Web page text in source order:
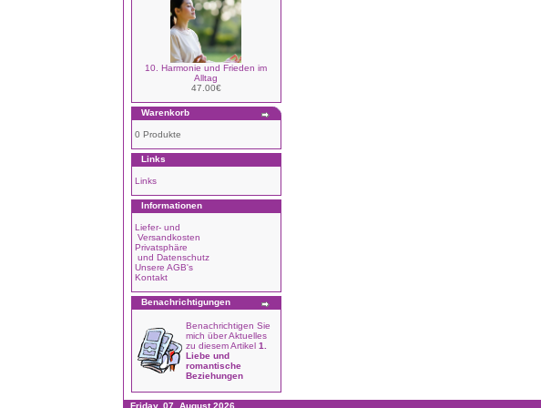
10. Harmonie und Frieden im
Alltag
47.00€
Warenkorb
0 Produkte
Links
Links
Informationen
Liefer- und
Versandkosten
Privatsphäre
und Datenschutz
Unsere AGB's
Kontakt
Benachrichtigungen
Benachrichtigen Sie
mich über Aktuelles
zu diesem Artikel 1.
Liebe und
romantische
Beziehungen
Friday, 07. August 2026